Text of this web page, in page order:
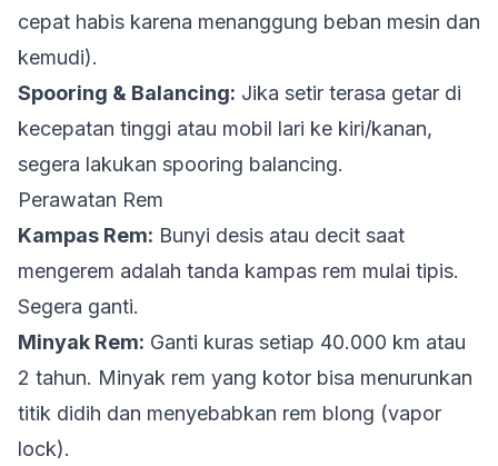
cepat habis karena menanggung beban mesin dan
kemudi).
Spooring & Balancing: Jika setir terasa getar di
kecepatan tinggi atau mobil lari ke kiri/kanan,
segera lakukan spooring balancing.
Perawatan Rem
Kampas Rem: Bunyi desis atau decit saat
mengerem adalah tanda kampas rem mulai tipis.
Segera ganti.
Minyak Rem: Ganti kuras setiap 40.000 km atau
2 tahun. Minyak rem yang kotor bisa menurunkan
titik didih dan menyebabkan rem blong (vapor
lock).